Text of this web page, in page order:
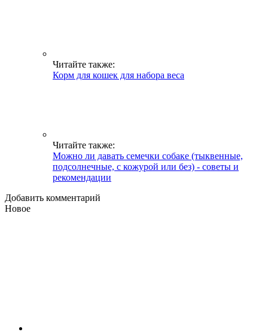
Читайте также:
Корм для кошек для набора веса
Читайте также:
Можно ли давать семечки собаке (тыквенные,
подсолнечные, с кожурой или без) - советы и
рекомендации
Добавить комментарий
Новое